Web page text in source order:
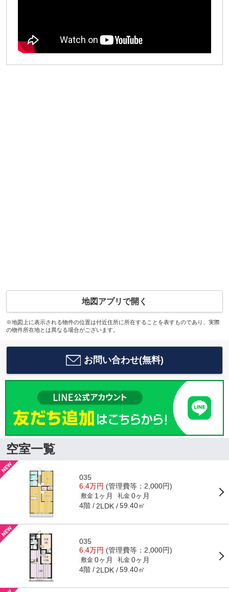
地図アプリで開く
※地図上に表示される物件の位置は付近住所に所在することを表すものであり、実際
の物件所在地とは異なる場合がございます。
お問い合わせ(無料)
空室一覧
035
6.4万円 (管理費等：2,000円)
敷金 1ヶ月 礼金 0ヶ月
4階 2LDK 59.40㎡
035
6.4万円 (管理費等：2,000円)
敷金 0ヶ月 礼金 0ヶ月
4階 2LDK 59.40㎡